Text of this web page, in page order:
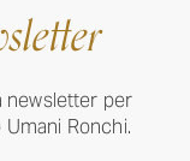
newsletter per
Ronchi.